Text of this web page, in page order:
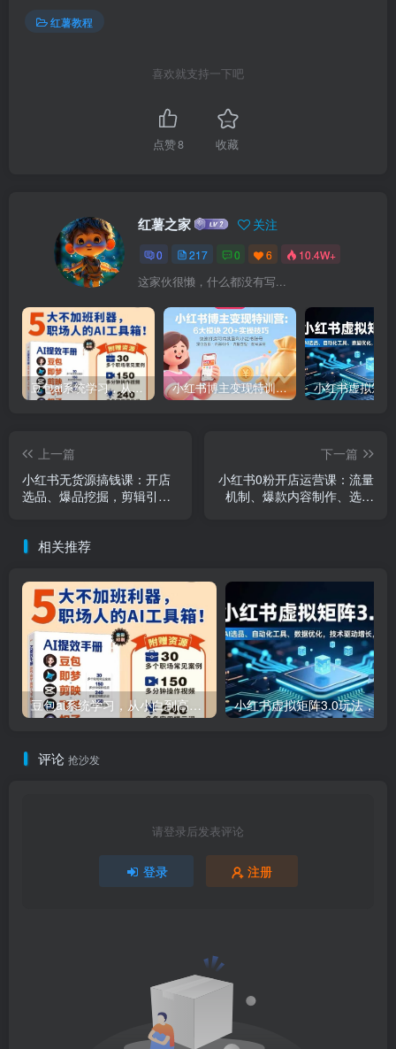
红薯教程
喜欢就支持一下吧
点赞8 收藏
红薯之家 关注
0 217 0 6 10.4W+
这家伙很懒，什么都没有写...
豆包ai系统学习，从小白到高手系列 小红书博主变现特训营：6大模块20+实操技巧 快速打造可持续盈利小红书账号
上一篇
小红书无货源搞钱课：开店
选品、爆品挖掘，剪辑引
下一篇
小红书0粉开店运营课：流量
机制、爆款内容制作、选品
相关推荐
豆包ai系统学习，从小白到高手系列
评论 抢沙发
请登录后发表评论
登录 注册